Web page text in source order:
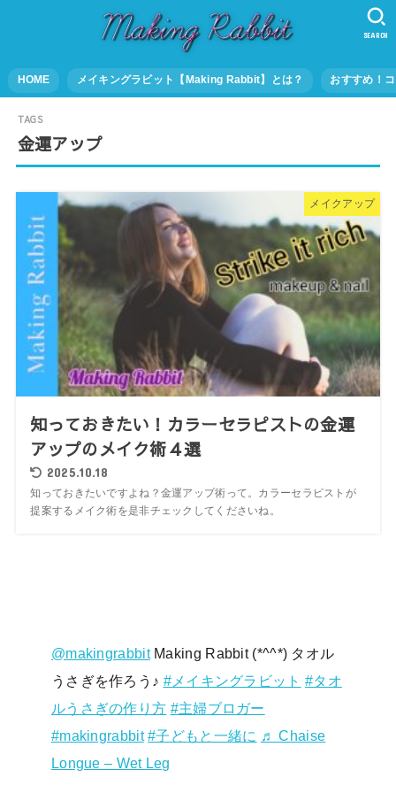
HOME メイキングラビット【Making Rabbit】とは？ おすすめ！
SEARCH
金運アップ
メイクアップ
知っておきたい！カラーセラピストの金運
アップのメイク術４選
2025.10.18
知っておきたいですよね？金運アップ術って。カラーセラピストが
提案するメイク術を是非チェックしてくださいね。
@makingrabbitMaking Rabbit (*^^*) タオル
うさぎを作ろう♪ #メイキングラビット #タオ
ルうさぎの作り方 #主婦ブロガー
#makingrabbit #子どもと一緒に
♬ Chaise
Longue – Wet Leg